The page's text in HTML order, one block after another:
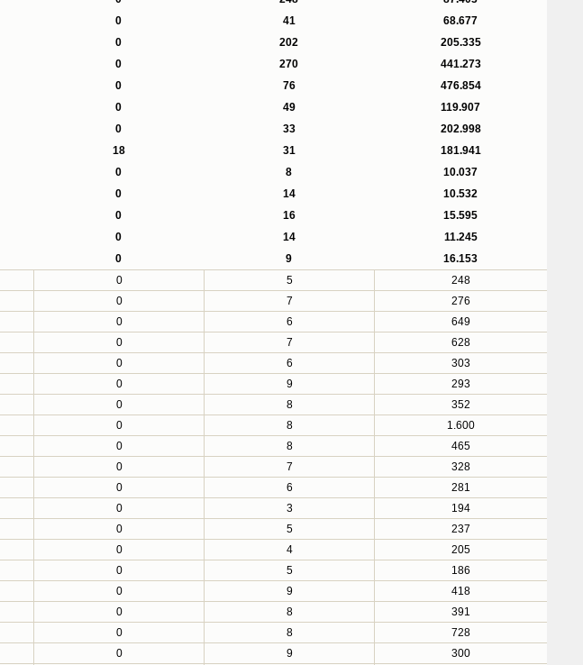
0 41
68.677
0 202
205.335
0 270
441.273
0 76
476.854
0 49
119.907
0 33
202.998
18 31
181.941
0 8
10.037
0 14
10.532
0 16
15.595
0 14
11.245
0 9
16.153
0 5
248
0 7
276
0 6
649
0 7
628
0 6
303
0 9
293
0 8
352
0 8
1.600
0 8
465
0 7
328
0 6
281
0 3
194
0 5
237
0 4
205
0 5
186
0 9
418
0 8
391
0 8
728
0 9
300